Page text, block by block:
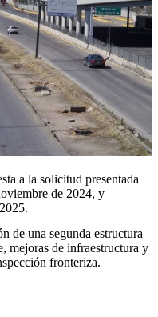
a la solicitud presentada
de 2024, y
de una segunda estructura
mejoras de infraestructura y
fronteriza.